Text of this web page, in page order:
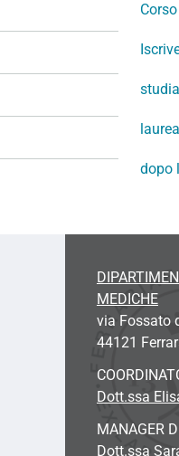
Corso
dopo
MEDICHE
via Fossato
44121
Dott.ssa
MANAGER
Dott.ssa